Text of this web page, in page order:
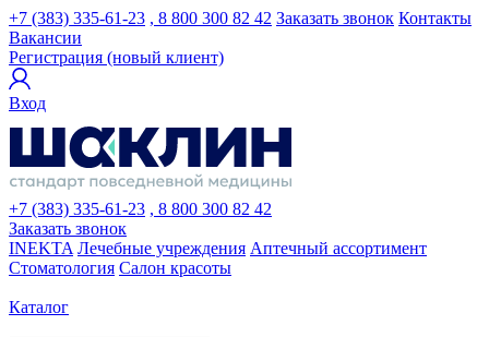
+7 (383) 335-61-23 , 8 800 300 82 42 Заказать звонок Контакты
Вакансии
Регистрация (новый клиент)
Вход
+7 (383) 335-61-23 , 8 800 300 82 42
Заказать звонок
INEKTA Лечебные учреждения Аптечный ассортимент
Стоматология Салон красоты
Каталог